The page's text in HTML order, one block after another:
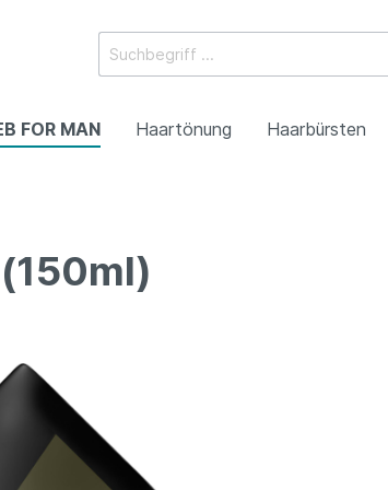
FOR MAN Haartönung Haarbürsten